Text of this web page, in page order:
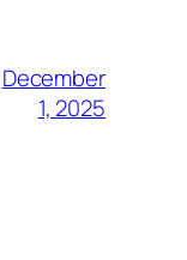
December
1, 2025